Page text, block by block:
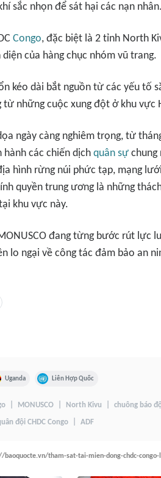
sắc nhọn để sát hại các nạn nhân.
Congo, đặc biệt là 2 tỉnh North
của hàng chục nhóm vũ trang.
kéo dài bắt nguồn từ các yếu tố
từ những cuộc xung đột ở khu vực
ngày càng nghiêm trọng, từ
hành các chiến dịch quân sự chung
hình rừng núi phức tạp, mạng
quyền trung ương là những
khu vực này.
đang từng bước rút lực
lo ngại về công tác đảm bảo an
Uganda Liên Hợp Quốc
MONUSCO North Kivu chuông báo
đội CHDC Congo ADF
baoquocte.vn/tham-sat-tai-mien-dong-chdc-